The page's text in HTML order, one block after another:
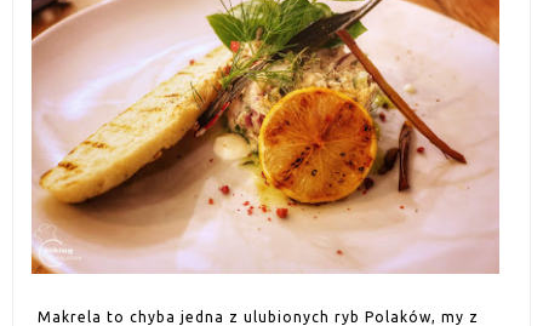
Makrela to chyba jedna z ulubionych ryb Polaków, my z